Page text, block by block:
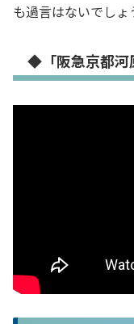
も過言はないでしょ
◆「阪急京都河